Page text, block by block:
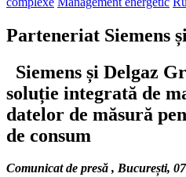
Parteneriat Siemens
Siemens și Delgaz
soluție integrată de
datelor de măsură
de consum
Comunicat de presă , București,